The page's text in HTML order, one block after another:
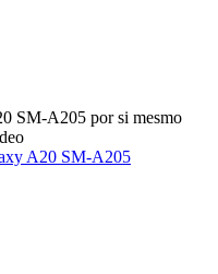
SM-A205 por si mesmo
A20 SM-A205